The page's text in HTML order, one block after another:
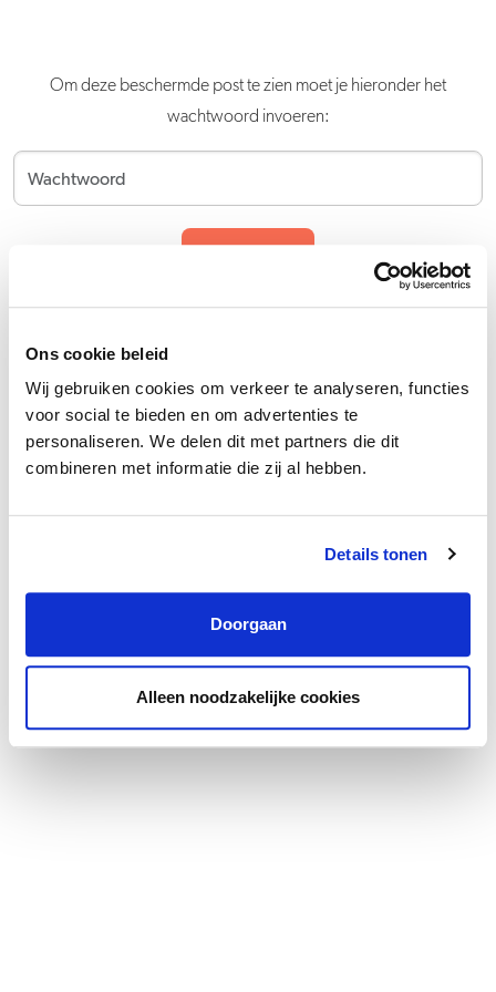
Ons cookie beleid
Wij gebruiken cookies om verkeer te analyseren, functies
voor social te bieden en om advertenties te
personaliseren. We delen dit met partners die dit
combineren met informatie die zij al hebben.
Details tonen
Doorgaan
Alleen noodzakelijke cookies
Om deze beschermde post te zien moet je hieronder het
wachtwoord invoeren: